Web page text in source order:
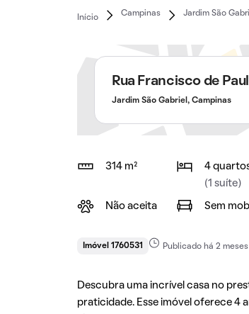
Início
Campinas Jardim São
Rua Francisco de
Jardim São Gabriel, Campinas
314 m²
4
(1 suíte)
Não aceita Sem
Imóvel 1760531 Publicado há 2 meses
Descubra uma incrível casa no
praticidade. Esse imóvel oferece 4